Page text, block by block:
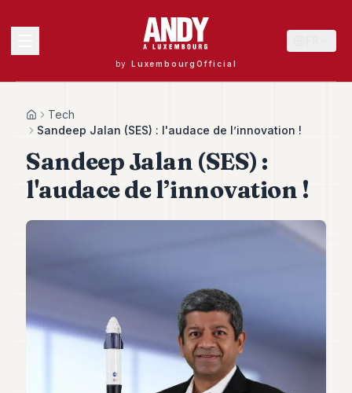
by LuxembourgOfficial
Andy
40
39
Andy
HomeTech
Sandeep Jalan (SES) : l'audace de l’innovation !
Sandeep Jalan (SES) :
l'audace de l’innovation !